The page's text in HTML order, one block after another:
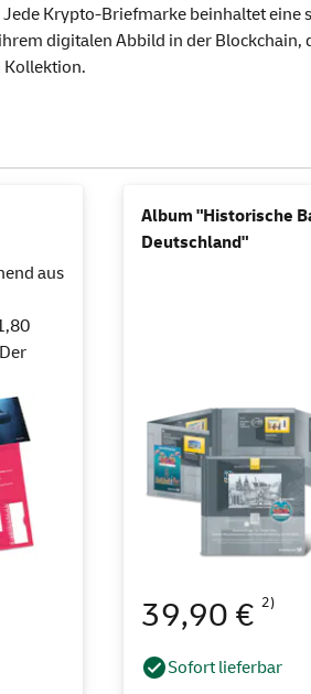
Jede Krypto-Briefmarke beinhaltet
digitalen Abbild in der
Kollektion.
aus
Album "Historische
Deutschland"
39,90 €2)
Sofort lieferbar